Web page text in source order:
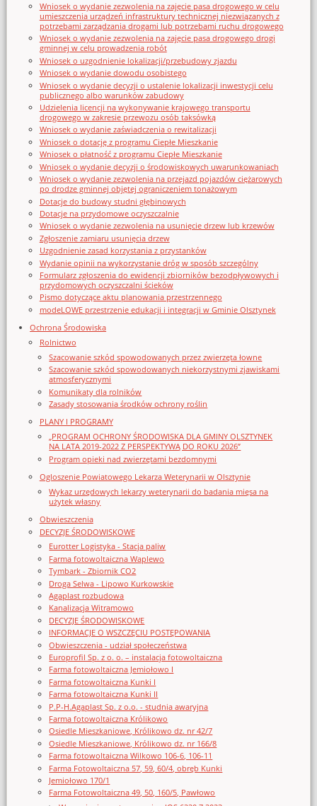
Wniosek o wydanie zezwolenia na zajęcie pasa drogowego w celu
umieszczenia urządzeń infrastruktury technicznej niezwiązanych z
potrzebami zarządzania drogami lub potrzebami ruchu drogowego
Wniosek o wydanie zezwolenia na zajęcie pasa drogowego drogi
gminnej w celu prowadzenia robót
Wniosek o uzgodnienie lokalizacji/przebudowy zjazdu
Wniosek o wydanie dowodu osobistego
Wniosek o wydanie decyzji o ustalenie lokalizacji inwestycji celu
publicznego albo warunków zabudowy
Udzielenia licencji na wykonywanie krajowego transportu
drogowego w zakresie przewozu osób taksówką
Wniosek o wydanie zaświadczenia o rewitalizacji
Wniosek o dotację z programu Ciepłe Mieszkanie
Wniosek o płatność z programu Ciepłe Mieszkanie
Wniosek o wydanie decyzji o środowiskowych uwarunkowaniach
Wniosek o wydanie zezwolenia na przejazd pojazdów ciężarowych
po drodze gminnej objętej ograniczeniem tonażowym
Dotacje do budowy studni głębinowych
Dotacje na przydomowe oczyszczalnie
Wniosek o wydanie zezwolenia na usunięcie drzew lub krzewów
Zgłoszenie zamiaru usunięcia drzew
Uzgodnienie zasad korzystania z przystanków
Wydanie opinii na wykorzystanie dróg w sposób szczególny
Formularz zgłoszenia do ewidencji zbiorników bezodpływowych i
przydomowych oczyszczalni ścieków
Pismo dotyczące aktu planowania przestrzennego
modeLOWE przestrzenie edukacji i integracji w Gminie Olsztynek
Ochrona Środowiska
Rolnictwo
Szacowanie szkód spowodowanych przez zwierzęta łowne
Szacowanie szkód spowodowanych niekorzystnymi zjawiskami
atmosferycznymi
Komunikaty dla rolników
Zasady stosowania środków ochrony roślin
PLANY I PROGRAMY
„PROGRAM OCHRONY ŚRODOWISKA DLA GMINY OLSZTYNEK
NA LATA 2019-2022 Z PERSPEKTYWĄ DO ROKU 2026”
Program opieki nad zwierzętami bezdomnymi
Ogloszenie Powiatowego Lekarza Weterynarii w Olsztynie
Wykaz urzędowych lekarzy weterynarii do badania mięsa na
użytek własny
Obwieszczenia
DECYZJE ŚRODOWISKOWE
Eurotter Logistyka - Stacja paliw
Farma fotowoltaiczna Waplewo
Tymbark - Zbiornik CO2
Droga Selwa - Lipowo Kurkowskie
Agaplast rozbudowa
Kanalizacja Witramowo
DECYZJE ŚRODOWISKOWE
INFORMACJE O WSZCZĘCIU POSTĘPOWANIA
Obwieszczenia - udział społeczeństwa
Europrofil Sp. z o. o. – instalacja fotowoltaiczna
Farma fotowoltaiczna Jemiołowo I
Farma fotowoltaiczna Kunki I
Farma fotowoltaiczna Kunki II
P.P-H.Agaplast Sp. z o.o. - studnia awaryjna
Farma fotowoltaiczna Królikowo
Osiedle Mieszkaniowe, Królikowo dz. nr 42/7
Osiedle Mieszkaniowe, Królikowo dz. nr 166/8
Farma fotowoltaiczna Wilkowo 106-6, 106-11
Farma Fotowoltaiczna 57, 59, 60/4, obręb Kunki
Jemiołowo 170/1
Farma Fotowoltaiczna 49, 50, 160/5, Pawłowo